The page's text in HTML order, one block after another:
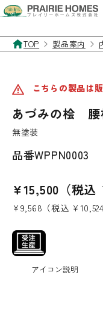
TOP 製品案内
こちらの製品は
あづみの桧
無塗装
品番WPPN0003
¥15,500（税込
¥9,568（税込
アイコン説明